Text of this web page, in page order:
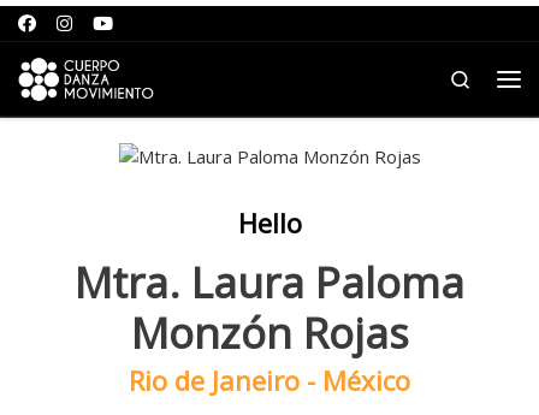
Saltar para o conteúdo
Search
Hello
Mtra. Laura Paloma
Monzón Rojas
Rio de Janeiro - México